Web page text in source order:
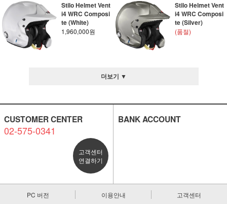
Stilo Helmet Vent
i4 WRC Composi
te (White)
1,960,000원
Stilo Helmet Vent
i4 WRC Composi
te (Silver)
(품절)
더보기 ▼
CUSTOMER CENTER
02-575-0341
고객센터
연결하기
BANK ACCOUNT
PC 버전 이용안내 고객센터